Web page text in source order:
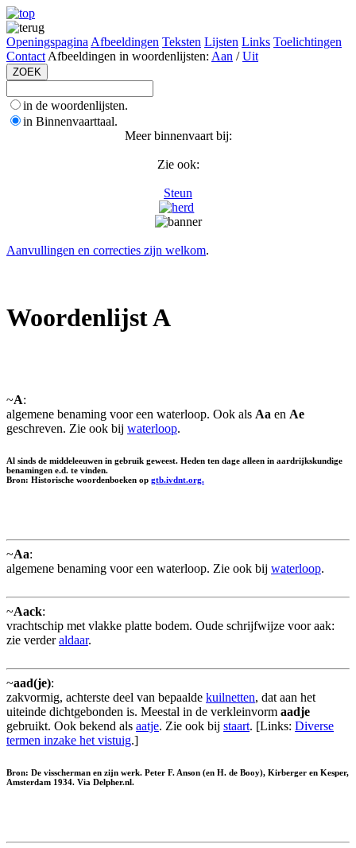
Openingspagina Afbeeldingen Teksten Lijsten Links Toelichtingen
Contact Afbeeldingen in woordenlijsten: Aan /Uit
in de woordenlijsten.
in Binnenvaarttaal.
Meer binnenvaart bij:
Zie ook:
Steun
Aanvullingen en correcties zijn welkom.
Woordenlijst A
~A:
algemene benaming voor een waterloop. Ook als Aa en Ae
geschreven. Zie ook bij waterloop.
Al sinds de middeleeuwen in gebruik geweest. Heden ten dage alleen in aardrijkskundige
benamingen e.d. te vinden.
Bron: Historische woordenboeken op gtb.ivdnt.org.
~Aa:
algemene benaming voor een waterloop. Zie ook bij waterloop.
~Aack:
vrachtschip met vlakke platte bodem. Oude schrijfwijze voor aak:
zie verderaldaar.
~aad(je):
zakvormig, achterste deel van bepaalde kuilnetten, dat aan het
uiteinde dichtgebonden is. Meestal in de verkleinvorm aadje
gebruikt. Ook bekend als aatje. Zie ook bij staart. [Links: Diverse
termen inzake het vistuig.]
Bron: De visscherman en zijn werk. Peter F. Anson (en H. de Booy), Kirberger en Kesper,
Amsterdam 1934. Via Delpher.nl.